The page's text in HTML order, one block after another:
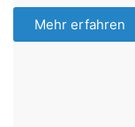
Mehr erfahren